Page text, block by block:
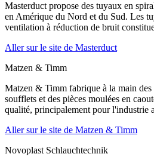
Masterduct propose des tuyaux en
en Amérique du Nord et du Sud. Les
ventilation à réduction de bruit
Aller sur le site de Masterduct
Matzen & Timm
Matzen & Timm fabrique à la main des
soufflets et des pièces moulées en
qualité, principalement pour l'industrie
Aller sur le site de Matzen & Timm
Novoplast Schlauchtechnik